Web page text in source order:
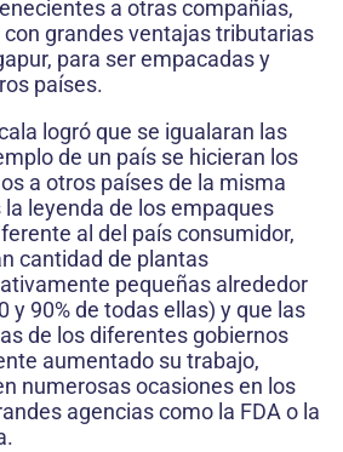
a otras compañías,
grandes ventajas tributarias
para ser empacadas y
países.
logró que se igualaran las
de un país se hicieran los
a otros países de la misma
la leyenda de los empaques
al del país consumidor,
cantidad de plantas
pequeñas alrededor
y 90% de todas ellas) y que las
de los diferentes gobiernos
aumentado su trabajo,
numerosas ocasiones en los
agencias como la FDA o la